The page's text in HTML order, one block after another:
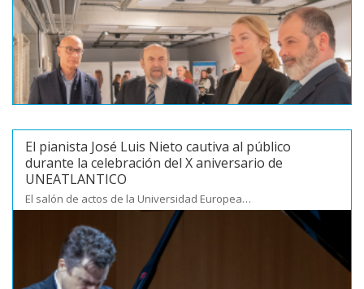
El pianista José Luis Nieto cautiva al público
durante la celebración del X aniversario de
UNEATLANTICO
El salón de actos de la Universidad Europea…